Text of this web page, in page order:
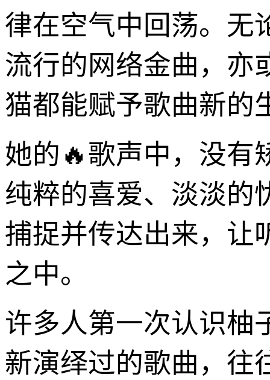
律在空气中回荡。无
流行的网络金曲，亦
猫都能赋予歌曲新的
她的🔥歌声中，没有
纯粹的喜爱、淡淡的
捕捉并传达出来，让
之中。
许多人第一次认识柚
新演绎过的歌曲，往